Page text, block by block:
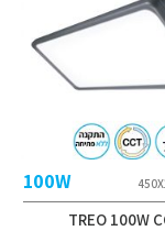
100W
TREO 100W